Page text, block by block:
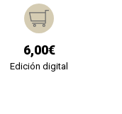
6,00€
Edición digital